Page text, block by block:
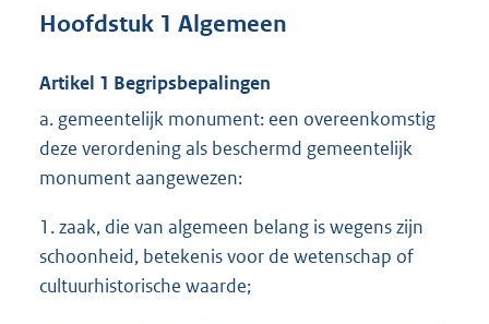
Hoofdstuk 1 Algemeen
Artikel 1 Begripsbepalingen
a. gemeentelijk monument: een overeenkomstig
deze verordening als beschermd gemeentelijk
monument aangewezen:
1. zaak, die van algemeen belang is wegens zijn
schoonheid, betekenis voor de wetenschap of
cultuurhistorische waarde;